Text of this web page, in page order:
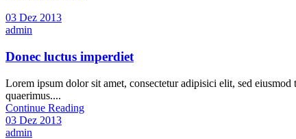
03 Dez 2013
admin
Donec luctus imperdiet
Lorem ipsum dolor sit amet, consectetur adipisici elit, sed
quaerimus....
Continue Reading
03 Dez 2013
admin